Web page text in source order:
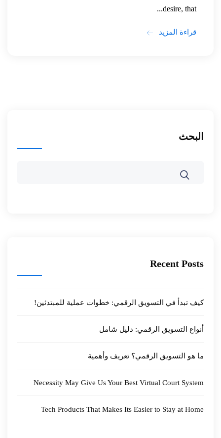
desire, that...
قراءة المزيد
البحث
Recent Posts
كيف تبدأ في التسويق الرقمي: خطوات عملية للمبتدئين!
أنواع التسويق الرقمي: دليل شامل
ما هو التسويق الرقمي؟ تعريف وأهمية
Necessity May Give Us Your Best Virtual Court System
Tech Products That Makes Its Easier to Stay at Home